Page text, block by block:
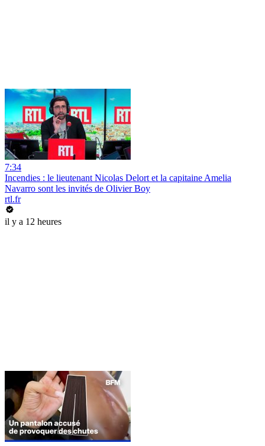
7:34
Incendies : le lieutenant Nicolas Delort et la capitaine Amelia
Navarro sont les invités de Olivier Boy
rtl.fr
il y a 12 heures